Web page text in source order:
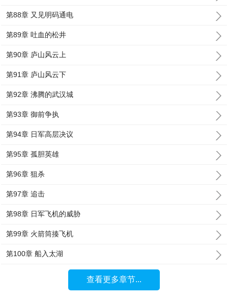
第88章 又见明码通电
第89章 吐血的松井
第90章 庐山风云上
第91章 庐山风云下
第92章 沸腾的武汉城
第93章 御前争执
第94章 日军高层决议
第95章 孤胆英雄
第96章 狙杀
第97章 追击
第98章 日军飞机的威胁
第99章 火箭筒揍飞机
第100章 船入太湖
查看更多章节...